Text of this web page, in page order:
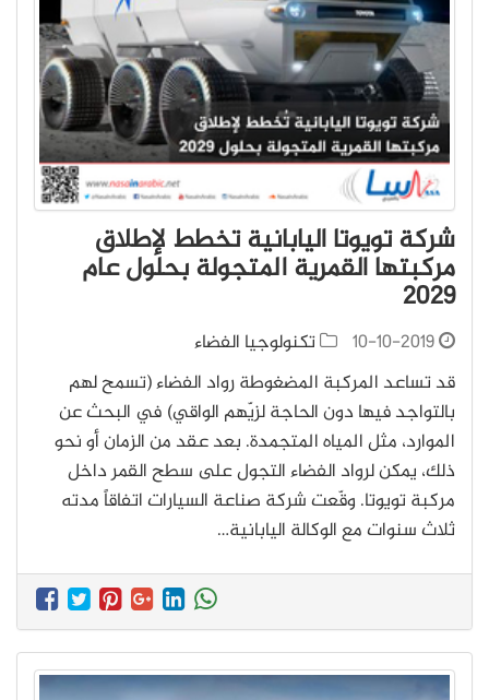
شركة تويوتا اليابانية تخطط لإطلاق
مركبتها القمرية المتجولة بحلول عام
2029
10-10-2019
تكنولوجيا الفضاء
قد تساعد المركبة المضغوطة رواد الفضاء (تسمح لهم
بالتواجد فيها دون الحاجة لزيّهم الواقي) في البحث عن
الموارد، مثل المياه المتجمدة. بعد عقد من الزمان أو نحو
ذلك، يمكن لرواد الفضاء التجول على سطح القمر داخل
مركبة تويوتا. وقّعت شركة صناعة السيارات اتفاقاً مدته
ثلاث سنوات مع الوكالة اليابانية…